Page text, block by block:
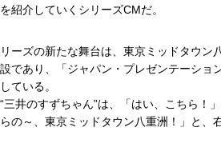
紹介していくシリーズCMだ。
リーズの新たな舞台は、東京ミッドタウ
であり、「ジャパン・プレゼンテーシ
ている。
三井のすずちゃん”は、「はい、こちら！
の～、東京ミッドタウン八重洲！」と、